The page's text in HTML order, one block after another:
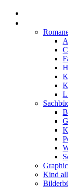
Kind